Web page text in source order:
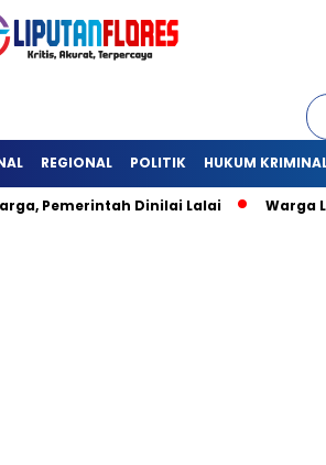
REGIONAL POLITIK HUKUM
Pemerintah Dinilai Lalai Warga